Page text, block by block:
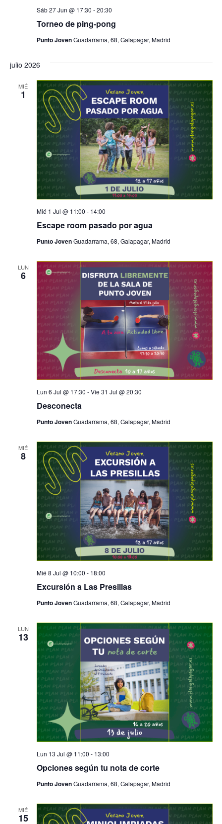
Torneo de ping-pong
Sáb 27 Jun @ 17:30 -20:30
Punto JovenGuadarrama, 68, Galapagar, Madrid
julio 2026
MIÉ
1
Escape room pasado por agua
Mié 1 Jul @ 11:00 - 14:00
Punto JovenGuadarrama, 68, Galapagar, Madrid
LUN
6
Desconecta
Lun 6 Jul @ 17:30 -Vie 31 Jul @ 20:30
Punto JovenGuadarrama, 68, Galapagar, Madrid
MIÉ
8
Excursión a Las Presillas
Mié 8 Jul @ 10:00 - 18:00
Punto JovenGuadarrama, 68, Galapagar, Madrid
LUN
13
Opciones según tu nota de corte
Lun 13 Jul @ 11:00 - 13:00
Punto JovenGuadarrama, 68, Galapagar, Madrid
MIÉ
15